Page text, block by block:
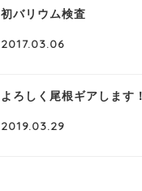
初バリウム検査
2017.03.06
よろしく尾根ギアします！
2019.03.29